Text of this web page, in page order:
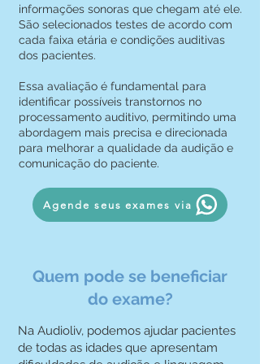
informações sonoras que chegam até ele.
São selecionados testes de acordo com
cada faixa etária e condições auditivas
dos pacientes.
Essa avaliação é fundamental para
identificar possíveis transtornos no
processamento auditivo, permitindo uma
abordagem mais precisa e direcionada
para melhorar a qualidade da audição e
comunicação do paciente.
Agende seus exames via
Quem pode se beneficiar
do exame?
Na Audioliv, podemos ajudar pacientes
de todas as idades que apresentam